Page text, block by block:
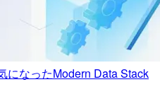
になったModern Data Stack